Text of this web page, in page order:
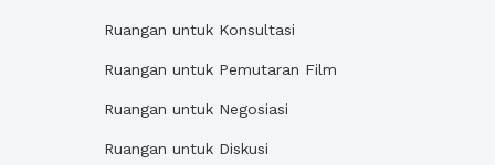
Ruangan untuk Konsultasi
Ruangan untuk Pemutaran Film
Ruangan untuk Negosiasi
Ruangan untuk Diskusi